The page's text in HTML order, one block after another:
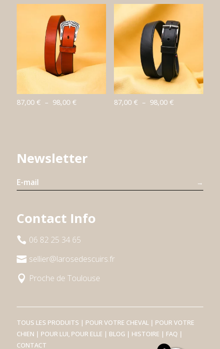
à
98,00 €
à
103,00 €
87,00 € – 98,00 €Plage
98,00 €
87,00 € – 98,00 €Plage
Newsletter
→
Contact Info
 06 82 25 34 65
 sellier@larosedescuirs.fr
 Proche de Toulouse
TOUS LES PRODUITS | POUR VOTRE CHEVAL| POUR VOTRE
CHIEN | POUR LUI, POUR ELLE | BLOG | HISTOIRE | FAQ |
CONTACT